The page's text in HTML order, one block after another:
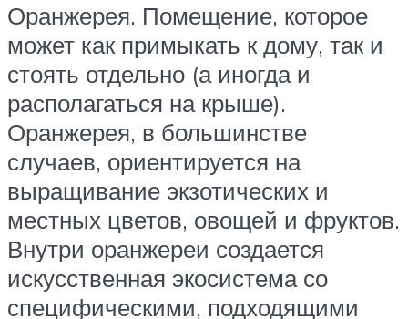
Оранжерея. Помещение, которое
может как примыкать к дому, так и
стоять отдельно (а иногда и
располагаться на крыше).
Оранжерея, в большинстве
случаев, ориентируется на
выращивание экзотических и
местных цветов, овощей и фруктов.
Внутри оранжереи создается
искусственная экосистема со
специфическими, подходящими